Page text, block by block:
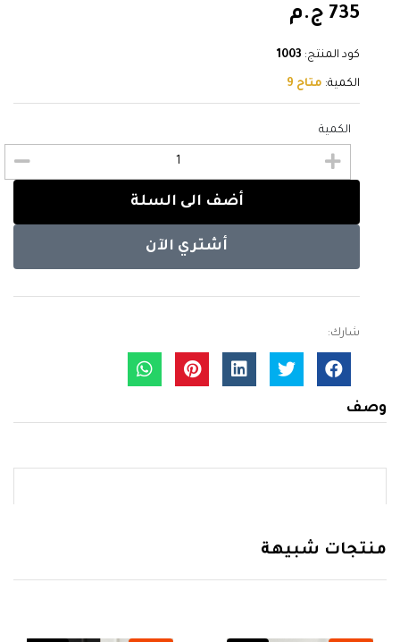
735 ج.م
كود المنتج: 1003
الكمية: متاح 9
الكمية
أضف الى السلة
أشتري الآن
شارك:
وصف
منتجات شبيهة